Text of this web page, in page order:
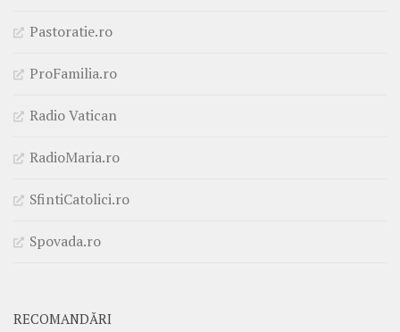
Pastoratie.ro
ProFamilia.ro
Radio Vatican
RadioMaria.ro
SfintiCatolici.ro
Spovada.ro
RECOMANDĂRI